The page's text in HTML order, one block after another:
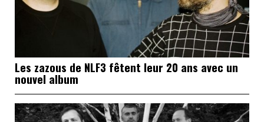
Les zazous de NLF3 fêtent leur 20 ans avec un
nouvel album